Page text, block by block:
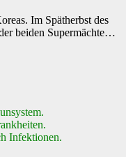
Im Spätherbst des
beiden Supermächte…
Infektionen.